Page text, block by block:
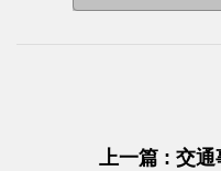
上一篇 : 交通